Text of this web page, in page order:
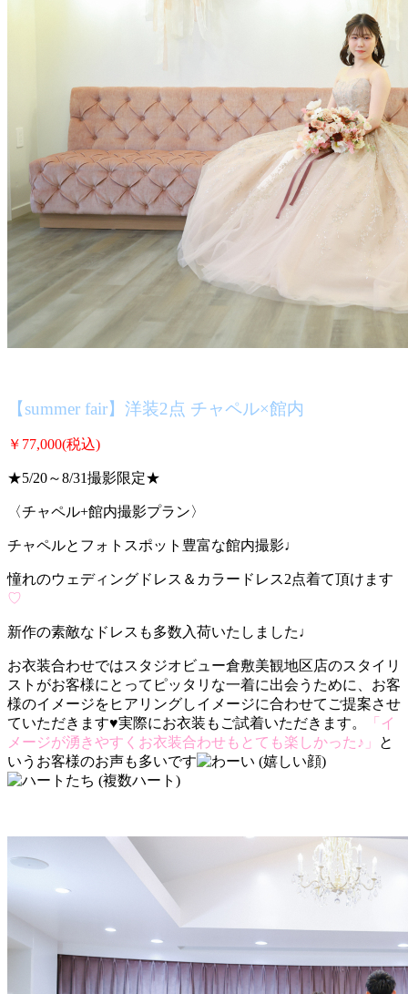
【summer fair】洋装2点 チャペル×館内
￥77,000(税込)
★5/20～8/31撮影限定★
〈チャペル+館内撮影プラン〉
チャペルとフォトスポット豊富な館内撮影♩
憧れのウェディングドレス＆カラードレス2点着て頂けます
♡
新作の素敵なドレスも多数入荷いたしました♩
お衣装合わせではスタジオビュー倉敷美観地区店のスタイリ
ストがお客様にとってピッタリな一着に出会うために、お客
様のイメージをヒアリングしイメージに合わせてご提案させ
ていただきます♥実際にお衣装もご試着いただきます。
「イ
メージが湧きやすくお衣装合わせもとても楽しかった♪」
と
いうお客様のお声も多いです